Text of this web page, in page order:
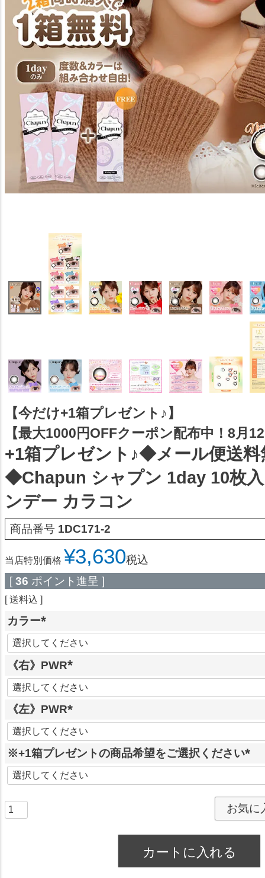
【今だけ+1箱プレゼント♪】
【最大1000円OFFクーポン配布中！8月
+1箱プレゼント♪◆メール便送料
◆Chapun シャプン 1day 10枚
ンデー カラコン
商品番号 1DC171-2
当店特別価格 ¥3,630税込
[ 36 ポイント進呈 ]
送料込
カラー
(
必
須
)
《右》PWR
(
必
須
)
《左》PWR
(
必
須
)
※+1箱プレゼントの商品希望をご選択ください
(
必
須
)
お気に
カートに入れる